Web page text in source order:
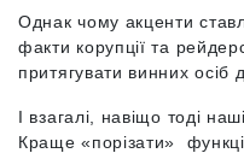
Однак чому акценти
факти корупції та
притягувати винних осіб
І взагалі, навіщо тоді
Краще «порізати»